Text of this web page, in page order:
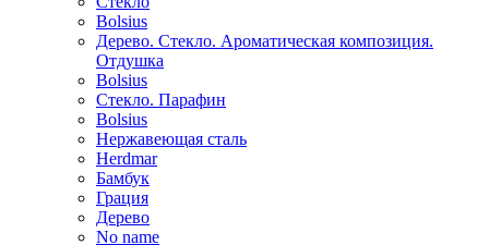
Bolsius
Дерево. Стекло. Ароматическая композиция.
Отдушка
Bolsius
Стекло. Парафин
Bolsius
Нержавеющая сталь
Herdmar
Бамбук
Грация
Дерево
No name